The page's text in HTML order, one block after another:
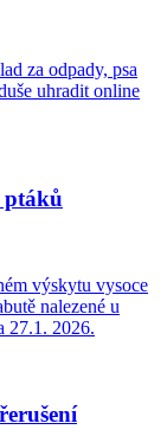
za odpady, psa
uhradit online
ptáků
výskytu vysoce
nalezené u
27.1. 2026.